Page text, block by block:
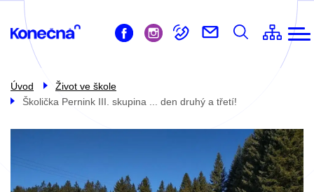
Přejít
hlavnímu
obsahu
Život ve škole
Pro žáky
Školní družina
Školní jídelna
Úvod
Život ve škole
Školička Pernink III. skupina ... den druhý a třetí!